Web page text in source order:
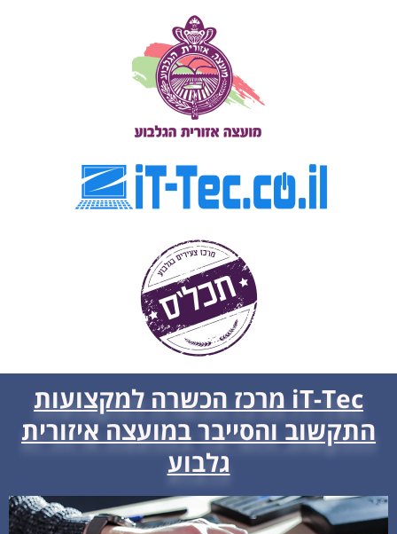
iT-Tec מרכז הכשרה למקצועות
התקשוב והסייבר במועצה איזורית
גלבוע